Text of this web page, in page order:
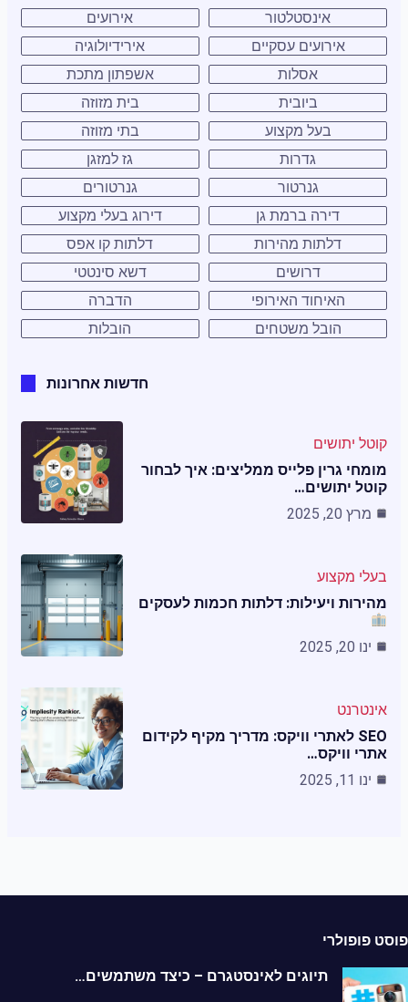
אינסטלטור
אירועים
אירועים עסקיים
אירידיולוגיה
אסלות
אשפתון מתכת
ביובית
בית מזוזה
בעל מקצוע
בתי מזוזה
גדרות
גז למזגן
גנרטור
גנרטורים
דירה ברמת גן
דירוג בעלי מקצוע
דלתות מהירות
דלתות קו אפס
דרושים
דשא סינטטי
האיחוד האירופי
הדברה
הובל משטחים
הובלות
חדשות אחרונות
קוטל יתושים
מומחי גרין פלייס ממליצים: איך לבחור
קוטל יתושים…
מרץ 20, 2025
בעלי מקצוע
מהירות ויעילות: דלתות חכמות לעסקים
ינו 20, 2025
אינטרנט
SEO לאתרי וויקס: מדריך מקיף לקידום
אתרי וויקס…
ינו 11, 2025
פופולרי
תיוגים לאינסטגרם – כיצד משתמשים…